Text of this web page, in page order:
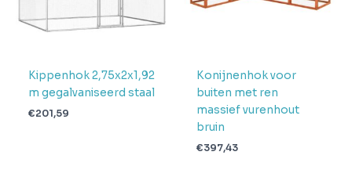
Verwachte
levertijd
4 + 1 dag
Kippenhok 2,75x2x1,92
m gegalvaniseerd staal
€201,59
Konijnenhok voor
buiten met ren
massief vurenhout
bruin
€397,43